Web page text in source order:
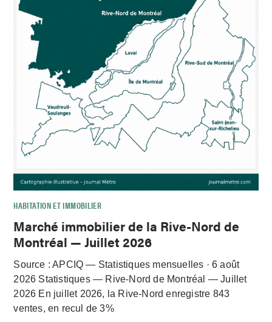
HABITATION ET IMMOBILIER
Marché immobilier de la Rive-Nord de
Montréal — Juillet 2026
Source : APCIQ — Statistiques mensuelles · 6 août
2026 Statistiques — Rive-Nord de Montréal — Juillet
2026 En juillet 2026, la Rive-Nord enregistre 843
ventes, en recul de 3%